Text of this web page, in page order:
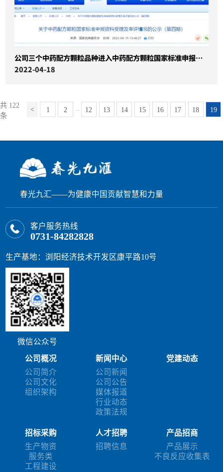
公司三个中药配方颗粒品种进入中药配方颗粒国家标准申报资料受理阶段
2022-04-18
共 122
条
1 2 ... 12 13 14 15 16 17 18 19
春光九汇——为健康中国贡献智慧和力量
客户服务热线
0731-84282828
生产基地：浏阳经济技术开发区康平路10号
微信公众号
公司概况
公司简介
公司文化
组织架构
新闻中心
公司新闻
公司公告
媒体报道
行业动态
政策法规
党建动态
招标采购
生产物资
服务类
工程建设
人才招聘
招聘信息
产品招商
产品展示
不良反应收集表